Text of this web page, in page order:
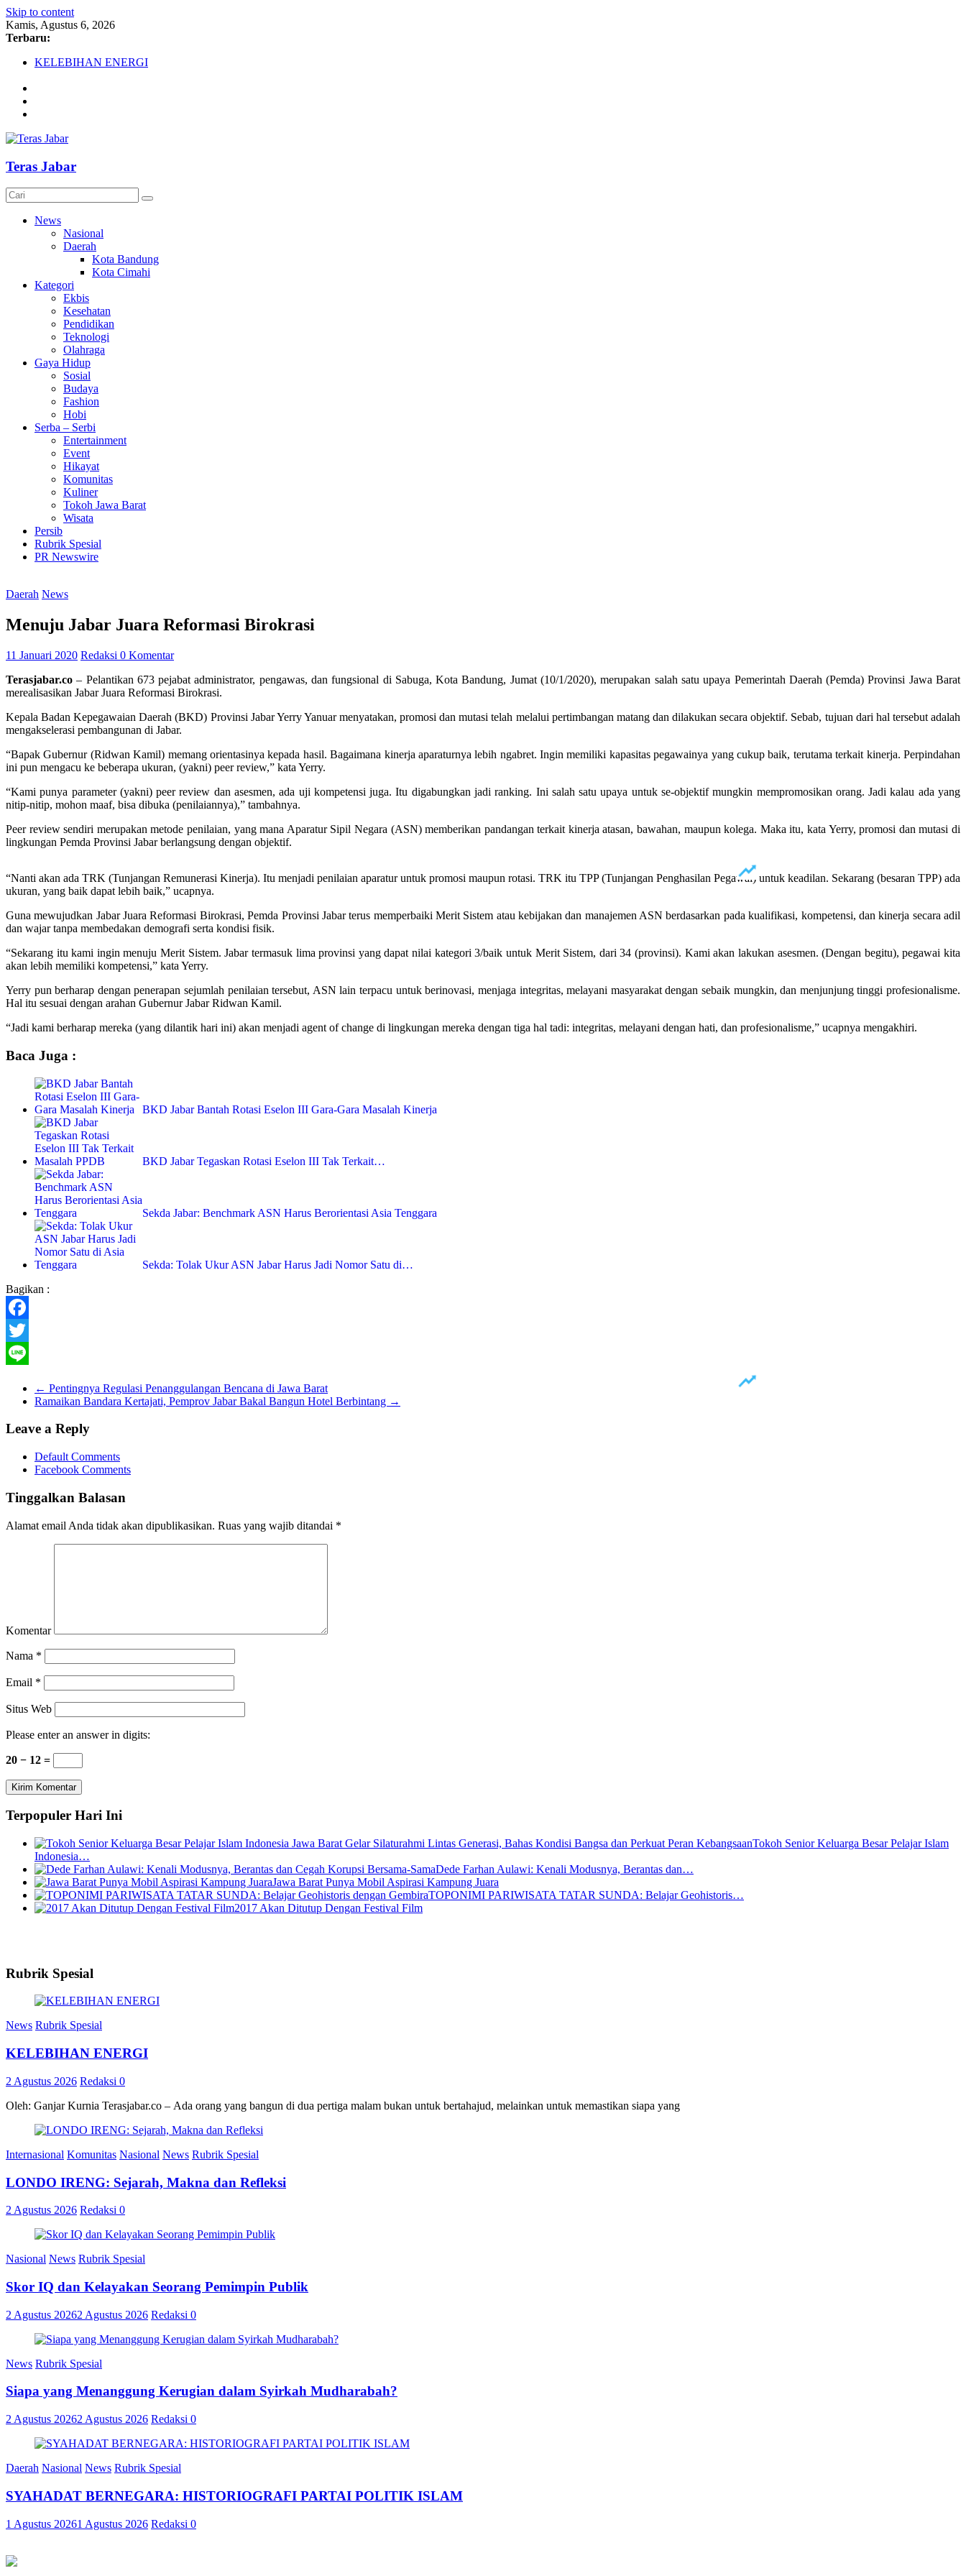
Skip to content
Kamis, Agustus 6, 2026
Terbaru:
KELEBIHAN ENERGI
Teras Jabar
News
Nasional
Daerah
Kota Bandung
Kota Cimahi
Kategori
Ekbis
Kesehatan
Pendidikan
Teknologi
Olahraga
Gaya Hidup
Sosial
Budaya
Fashion
Hobi
Serba – Serbi
Entertainment
Event
Hikayat
Komunitas
Kuliner
Tokoh Jawa Barat
Wisata
Persib
Rubrik Spesial
PR Newswire
Daerah News
Menuju Jabar Juara Reformasi Birokrasi
11 Januari 2020 Redaksi 0 Komentar
Terasjabar.co – Pelantikan 673 pejabat administrator, pengawas, dan fungsional di Sabuga, Kota Bandung, Jumat (10/1/2020), merupakan salah satu upaya Pemerintah Daerah (Pemda) Provinsi Jawa Barat
merealisasikan Jabar Juara Reformasi Birokrasi.
Kepala Badan Kepegawaian Daerah (BKD) Provinsi Jabar Yerry Yanuar menyatakan, promosi dan mutasi telah melalui pertimbangan matang dan dilakukan secara objektif. Sebab, tujuan dari hal tersebut adalah
mengakselerasi pembangunan di Jabar.
“Bapak Gubernur (Ridwan Kamil) memang orientasinya kepada hasil. Bagaimana kinerja aparaturnya lebih ngabret. Ingin memiliki kapasitas pegawainya yang cukup baik, terutama terkait kinerja. Perpindahan
ini pun mengacu ke beberapa ukuran, (yakni) peer review,” kata Yerry.
“Kami punya parameter (yakni) peer review dan asesmen, ada uji kompetensi juga. Itu digabungkan jadi ranking. Ini salah satu upaya untuk se-objektif mungkin mempromosikan orang. Jadi kalau ada yang
nitip-nitip, mohon maaf, bisa dibuka (penilaiannya),” tambahnya.
Peer review sendiri merupakan metode penilaian, yang mana Aparatur Sipil Negara (ASN) memberikan pandangan terkait kinerja atasan, bawahan, maupun kolega. Maka itu, kata Yerry, promosi dan mutasi di
lingkungan Pemda Provinsi Jabar berlangsung dengan objektif.
“Nanti akan ada TRK (Tunjangan Remunerasi Kinerja). Itu menjadi penilaian aparatur untuk promosi maupun rotasi. TRK itu TPP (Tunjangan Penghasilan Pegawai) untuk keadilan. Sekarang (besaran TPP) ada
ukuran, yang baik dapat lebih baik,” ucapnya.
Guna mewujudkan Jabar Juara Reformasi Birokrasi, Pemda Provinsi Jabar terus memperbaiki Merit Sistem atau kebijakan dan manajemen ASN berdasarkan pada kualifikasi, kompetensi, dan kinerja secara adil
dan wajar tanpa membedakan demografi serta kondisi fisik.
“Sekarang itu kami ingin menuju Merit Sistem. Jabar termasuk lima provinsi yang dapat nilai kategori 3/baik untuk Merit Sistem, dari 34 (provinsi). Kami akan lakukan asesmen. (Dengan begitu), pegawai kita
akan lebih memiliki kompetensi,” kata Yerry.
Yerry pun berharap dengan penerapan sejumlah penilaian tersebut, ASN lain terpacu untuk berinovasi, menjaga integritas, melayani masyarakat dengan sebaik mungkin, dan menjunjung tinggi profesionalisme.
Hal itu sesuai dengan arahan Gubernur Jabar Ridwan Kamil.
“Jadi kami berharap mereka (yang dilantik hari ini) akan menjadi agent of change di lingkungan mereka dengan tiga hal tadi: integritas, melayani dengan hati, dan profesionalisme,” ucapnya mengakhiri.
Baca Juga :
BKD Jabar Bantah Rotasi Eselon III Gara-Gara Masalah Kinerja
BKD Jabar Tegaskan Rotasi Eselon III Tak Terkait…
Sekda Jabar: Benchmark ASN Harus Berorientasi Asia Tenggara
Sekda: Tolak Ukur ASN Jabar Harus Jadi Nomor Satu di…
Bagikan :
Facebook
Twitter
← Pentingnya Regulasi Penanggulangan Bencana di Jawa Barat
Ramaikan Bandara Kertajati, Pemprov Jabar Bakal Bangun Hotel Berbintang →
Leave a Reply
Default Comments
Facebook Comments
Tinggalkan Balasan
Alamat email Anda tidak akan dipublikasikan. Ruas yang wajib ditandai *
Komentar
Nama *
Email *
Situs Web
Please enter an answer in digits:
20 − 12 =
Terpopuler Hari Ini
Tokoh Senior Keluarga Besar Pelajar Islam
Indonesia…
Dede Farhan Aulawi: Kenali Modusnya, Berantas dan…
Jawa Barat Punya Mobil Aspirasi Kampung Juara
TOPONIMI PARIWISATA TATAR SUNDA: Belajar Geohistoris…
2017 Akan Ditutup Dengan Festival Film
Rubrik Spesial
News Rubrik Spesial
KELEBIHAN ENERGI
2 Agustus 2026 Redaksi 0
Oleh: Ganjar Kurnia Terasjabar.co – Ada orang yang bangun di dua pertiga malam bukan untuk bertahajud, melainkan untuk memastikan siapa yang
Internasional Komunitas Nasional News Rubrik Spesial
LONDO IRENG: Sejarah, Makna dan Refleksi
2 Agustus 2026 Redaksi 0
Nasional News Rubrik Spesial
Skor IQ dan Kelayakan Seorang Pemimpin Publik
2 Agustus 20262 Agustus 2026 Redaksi 0
News Rubrik Spesial
Siapa yang Menanggung Kerugian dalam Syirkah Mudharabah?
2 Agustus 20262 Agustus 2026 Redaksi 0
Daerah Nasional News Rubrik Spesial
SYAHADAT BERNEGARA: HISTORIOGRAFI PARTAI POLITIK ISLAM
1 Agustus 20261 Agustus 2026 Redaksi 0